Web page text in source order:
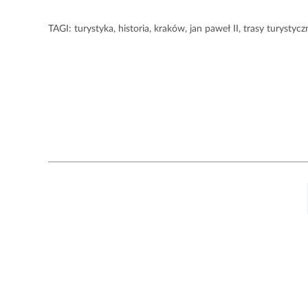
TAGI: turystyka, historia, kraków, jan paweł II , trasy